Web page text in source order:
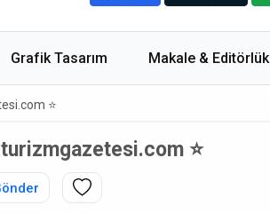
Grafik Tasarım Makale & Editörlük
⭐
⭐